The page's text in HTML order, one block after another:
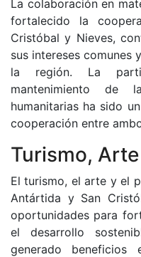
La colaboración en
fortalecido la
Cristóbal y Nieves,
sus intereses comunes
la región. La
mantenimiento
humanitarias ha sido
cooperación entre
Turismo,
El turismo, el arte y el
Antártida y San
oportunidades para
el desarrollo
generado beneficios